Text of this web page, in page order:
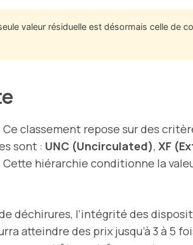
valeur résiduelle est désormais celle de
classement repose sur des
sont : UNC (Uncirculated), XF
Cette hiérarchie conditionne la
déchirures, l’intégrité des
atteindre des prix jusqu’à 3 à 5